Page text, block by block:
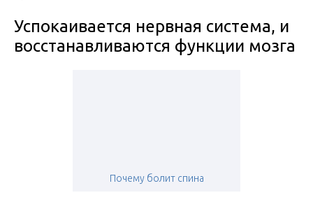
Успокаивается нервная система, и
восстанавливаются функции мозга
Почему болит спина